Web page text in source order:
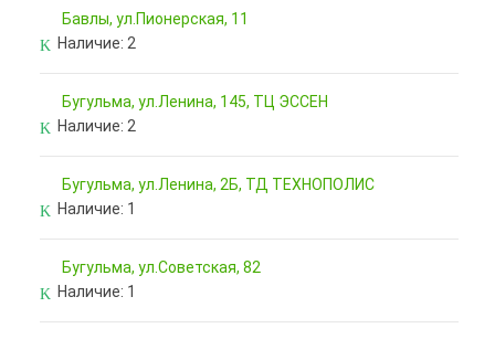
Бавлы, ул.Пионерская, 11
Наличие: 2
Бугульма, ул.Ленина, 145, ТЦ ЭССЕН
Наличие: 2
Бугульма, ул.Ленина, 2Б, ТД ТЕХНОПОЛИС
Наличие: 1
Бугульма, ул.Советская, 82
Наличие: 1